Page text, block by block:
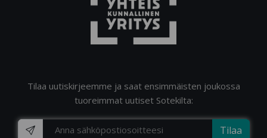
Tilaa uutiskirjeemme ja saat ensimmäisten joukossa
tuoreimmat uutiset Sotekilta:
Tilaa